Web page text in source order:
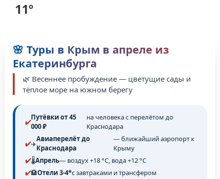
11°
🌸 Туры в Крым в апреле из
Екатеринбурга
🌿 Весеннее пробуждение — цветущие сады и
тёплое море на южном берегу
Путёвки от 45
000 ₽
на человека с перелётом до
Краснодара
✈️
Авиаперелёт до
Краснодара
— ближайший аэропорт к
Крыму
🌡️Апрель— воздух +18 °C, вода +12 °C
🏨Отели 3-4*с завтраками и трансфером